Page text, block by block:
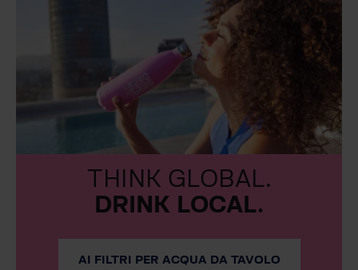
THINK GLOBAL.
DRINK LOCAL.
AI FILTRI PER ACQUA DA TAVOLO